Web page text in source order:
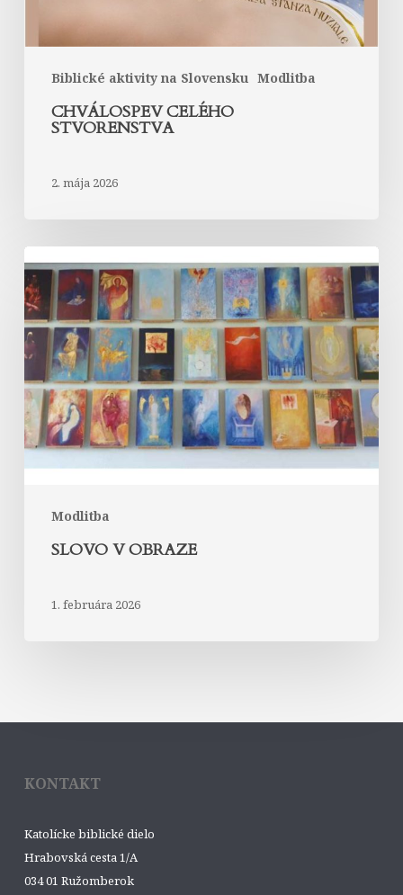
Biblické aktivity na Slovensku Modlitba
CHVÁLOSPEV CELÉHO
STVORENSTVA
2. mája 2026
Modlitba
Slovo
v
obraze
SLOVO V OBRAZE
1. februára 2026
KONTAKT
Katolícke biblické dielo
Hrabovská cesta 1/A
034 01 Ružomberok